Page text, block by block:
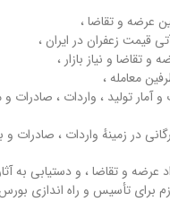
عرضه و تقاضا ،
زعفران در ایران ،
تقاضا و نیاز بازار ،
معامله ،
تولید ، واردات ، صادرات و
در زمینهٔ واردات ، صادرات و
عرضه و تقاضا ، و دستیابی
تأسیس و راه اندازی بورس